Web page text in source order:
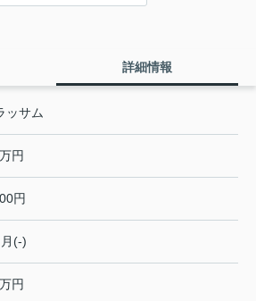
詳細情報
ッサム
円
円
(-)
円